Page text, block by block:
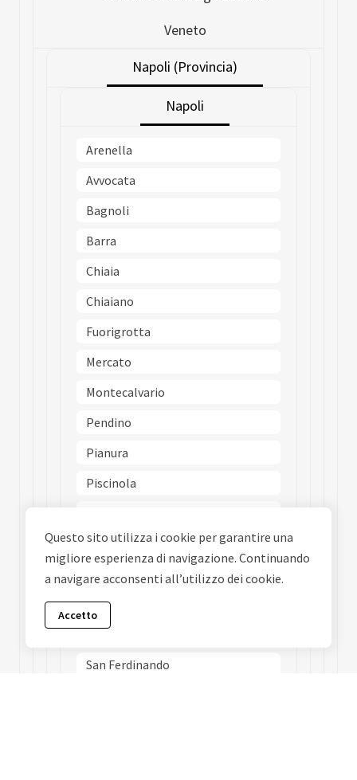
Veneto
Napoli (Provincia)
Napoli
Arenella
Avvocata
Bagnoli
Barra
Chiaia
Chiaiano
Fuorigrotta
Mercato
Montecalvario
Pendino
Pianura
Piscinola
Ponticelli
Porto
Posillipo
San Carlo Allarena
San Ferdinando
Questo sito utilizza i cookie per garantire una
migliore esperienza di navigazione. Continuando
a navigare acconsenti all’utilizzo dei cookie.
Accetto